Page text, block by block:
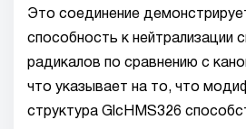
Это соединение
способность к нейтрализации
радикалов по сравнению с
что указывает на то, что
структура GlcHMS326